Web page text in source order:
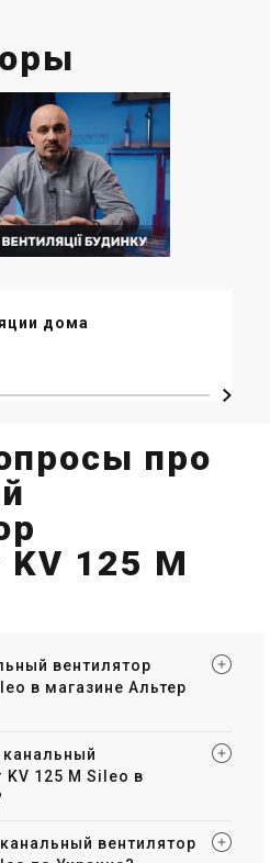
дома
про
125 M
вентилятор
в магазине Альтер
канальный
125 M Sileo в
вентилятор